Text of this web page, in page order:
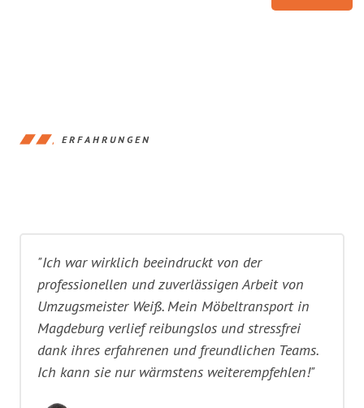
ERFAHRUNGEN
"Ich war wirklich beeindruckt von der
professionellen und zuverlässigen Arbeit von
Umzugsmeister Weiß. Mein Möbeltransport in
Magdeburg verlief reibungslos und stressfrei
dank ihres erfahrenen und freundlichen Teams.
Ich kann sie nur wärmstens weiterempfehlen!"